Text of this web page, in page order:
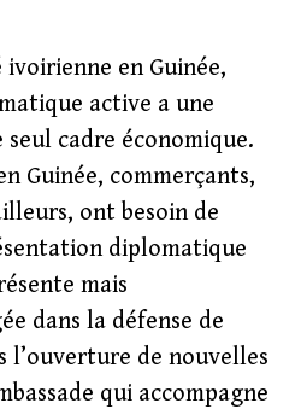
en Guinée,
active a une
cadre économique.
Guinée, commerçants,
ont besoin de
diplomatique
mais
dans la défense de
l’ouverture de nouvelles
qui accompagne